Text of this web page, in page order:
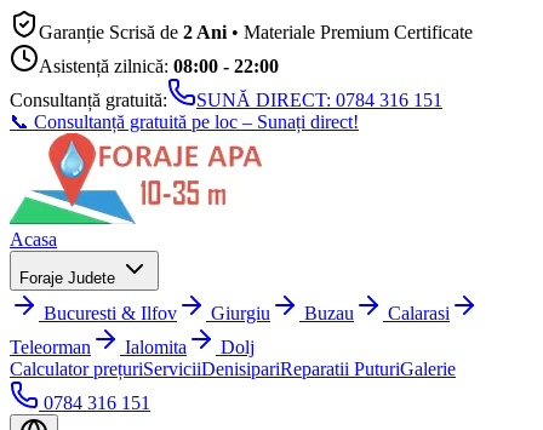
Garanție Scrisă de 2 Ani • Materiale Premium Certificate
Asistență zilnică: 08:00 - 22:00
Consultanță gratuită:
SUNĂ DIRECT: 0784 316 151
📞 Consultanță gratuită pe loc – Sunați direct!
Acasa
Foraje Judete
Bucuresti & Ilfov Giurgiu Buzau
Calarasi
Teleorman
Ialomita
Dolj
Calculator prețuriServiciiDenisipariReparatii PuturiGalerie
0784 316 151